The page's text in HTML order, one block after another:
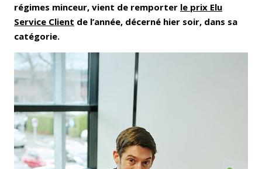
régimes minceur, vient de remporter le prix Elu
Service Client de l’année, décerné hier soir, dans sa
catégorie.